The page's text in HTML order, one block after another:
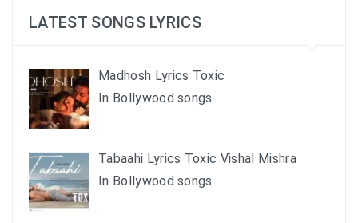
LATEST SONGS LYRICS
Madhosh Lyrics Toxic
In Bollywood songs
Tabaahi Lyrics Toxic Vishal Mishra
In Bollywood songs